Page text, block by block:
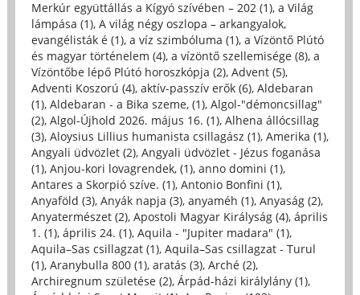
Merkúr együttállás a Kígyó szívében – 202 (1), a Világ
lámpása (1), A világ négy oszlopa – arkangyalok,
evangélisták é (1), a víz szimbóluma (1), a Vízöntő Plútó
és magyar történelem (4), a vízöntő szellemisége (8), a
Vízöntőbe lépő Plútó horoszkópja (2), Advent (5),
Adventi Koszorú (4), aktív-passzív erők (6), Aldebaran
(1), Aldebaran - a Bika szeme, (1), Algol-"démoncsillag"
(2), Algol-Újhold 2026. május 16. (1), Alhena állócsillag
(3), Aloysius Lillius humanista csillagász (1), Amerika (1),
Angyali üdvözlet (2), Angyali üdvözlet - Jézus foganása
(1), Anjou-kori lovagrendek, (1), anno domini (1),
Antares a Skorpió szíve. (1), Antonio Bonfini (1),
Anyaföld (3), Anyák napja (3), anyaméh (1), Anyaság (2),
Anyatermészet (2), Apostoli Magyar Királyság (4), április
1. (1), április 24. (1), Aquila - "Jupiter madara" (1),
Aquila–Sas csillagzat (1), Aquila–Sas csillagzat - Turul
(1), Aranybulla 800 (1), aratás (3), Arché (2),
Archiregnum születése (2), Árpád-házi királylány (1),